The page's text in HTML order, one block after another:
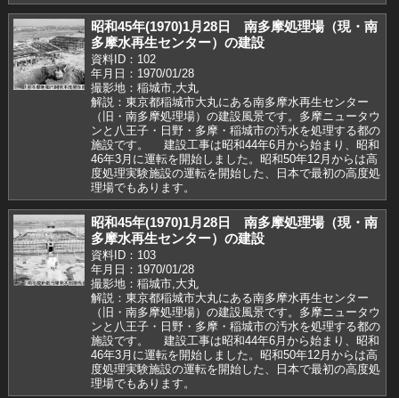
昭和45年(1970)1月28日 南多摩処理場（現・南
多摩水再生センター）の建設
資料ID：102
年月日：1970/01/28
撮影地：稲城市,大丸
解説：東京都稲城市大丸にある南多摩水再生センター
（旧・南多摩処理場）の建設風景です。多摩ニュータウ
ンと八王子・日野・多摩・稲城市の汚水を処理する都の
施設です。 建設工事は昭和44年6月から始まり、昭和
46年3月に運転を開始しました。昭和50年12月からは高
度処理実験施設の運転を開始した、日本で最初の高度処
理場でもあります。
昭和45年(1970)1月28日 南多摩処理場（現・南
多摩水再生センター）の建設
資料ID：103
年月日：1970/01/28
撮影地：稲城市,大丸
解説：東京都稲城市大丸にある南多摩水再生センター
（旧・南多摩処理場）の建設風景です。多摩ニュータウ
ンと八王子・日野・多摩・稲城市の汚水を処理する都の
施設です。 建設工事は昭和44年6月から始まり、昭和
46年3月に運転を開始しました。昭和50年12月からは高
度処理実験施設の運転を開始した、日本で最初の高度処
理場でもあります。